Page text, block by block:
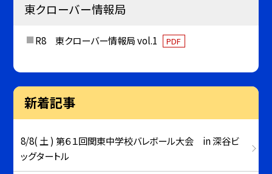
東クローバー情報局
R8 東クローバー情報局 vol.1 PDF
新着記事
8/8( 土 ) 第６１回関東中学校バレボール大会 in 深谷ビ
ッグタートル